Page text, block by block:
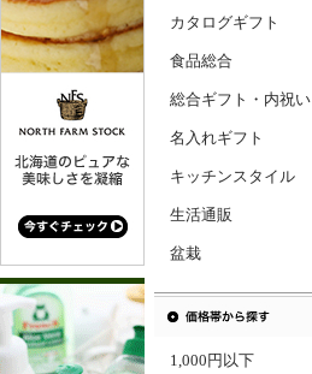
カタログギフト
食品総合
総合ギフト・内祝い
名入れギフト
キッチンスタイル
生活通販
盆栽
1,000円以下